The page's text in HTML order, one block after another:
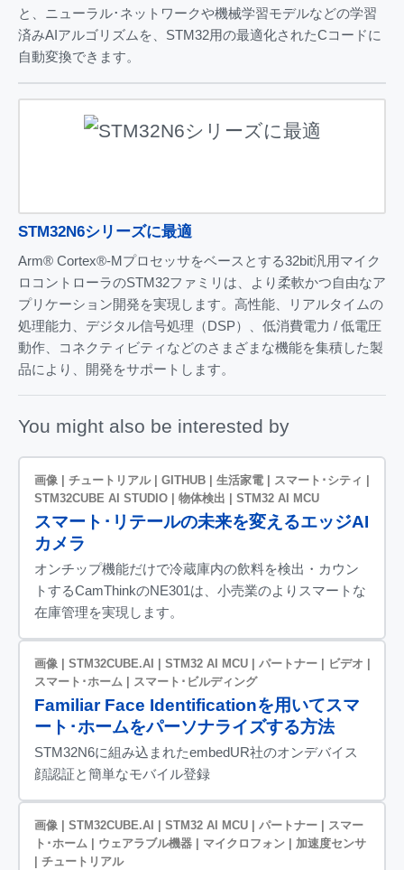
と、ニューラル･ネットワークや機械学習モデルなどの学習
済みAIアルゴリズムを、STM32用の最適化されたCコードに
自動変換できます。
STM32N6シリーズに最適
Arm® Cortex®‑Mプロセッサをベースとする32bit汎用マイク
ロコントローラのSTM32ファミリは、より柔軟かつ自由なア
プリケーション開発を実現します。高性能、リアルタイムの
処理能力、デジタル信号処理（DSP）、低消費電力 / 低電圧
動作、コネクティビティなどのさまざまな機能を集積した製
品により、開発をサポートします。
You might also be interested by
画像 | チュートリアル | GITHUB | 生活家電 | スマート･シティ |
STM32CUBE AI STUDIO | 物体検出 | STM32 AI MCU
スマート･リテールの未来を変えるエッジAI
カメラ
オンチップ機能だけで冷蔵庫内の飲料を検出・カウン
トするCamThinkのNE301は、小売業のよりスマートな
在庫管理を実現します。
画像 | STM32CUBE.AI | STM32 AI MCU | パートナー | ビデオ |
スマート･ホーム | スマート･ビルディング
Familiar Face Identificationを用いてスマ
ート･ホームをパーソナライズする方法
STM32N6に組み込まれたembedUR社のオンデバイス
顔認証と簡単なモバイル登録
画像 | STM32CUBE.AI | STM32 AI MCU | パートナー | スマー
ト･ホーム | ウェアラブル機器 | マイクロフォン | 加速度センサ
| チュートリアル